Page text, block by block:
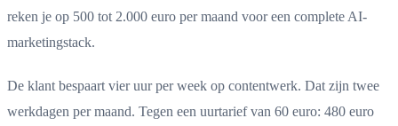
reken je op 500 tot 2.000 euro per maand voor een complete AI-
marketingstack.
De klant bespaart vier uur per week op contentwerk. Dat zijn twee
werkdagen per maand. Tegen een uurtarief van 60 euro: 480 euro